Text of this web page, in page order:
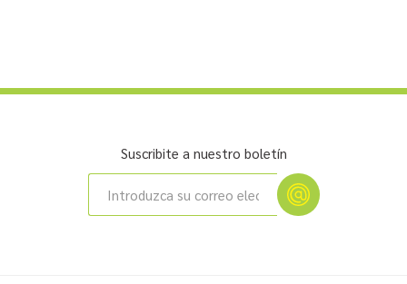
Suscribite a nuestro boletín